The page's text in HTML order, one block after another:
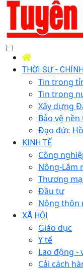
THỜI SỰ -
Tin trong
Tin trong
Xây dựng
Bảo vệ
Đạo đức
KINH TẾ
Công
Nông-Lâm
Thương
Đầu tư
Nông thôn
XÃ HỘI
Giáo dục
Y tế
Lao động -
Cải cách